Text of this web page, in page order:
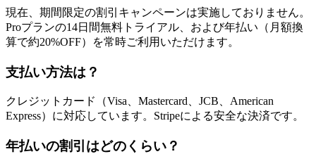
現在、期間限定の割引キャンペーンは実施しておりません。
Proプランの14日間無料トライアル、および年払い（月額換
算で約20%OFF）を常時ご利用いただけます。
支払い方法は？
クレジットカード（Visa、Mastercard、JCB、American
Express）に対応しています。Stripeによる安全な決済です。
年払いの割引はどのくらい？